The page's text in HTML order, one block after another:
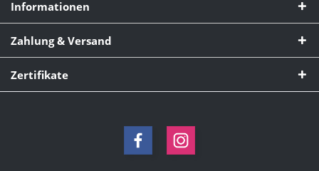
Informationen
Zahlung & Versand
Zertifikate